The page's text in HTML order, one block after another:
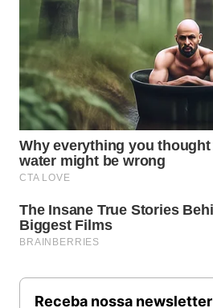
Receba nossa newsletter